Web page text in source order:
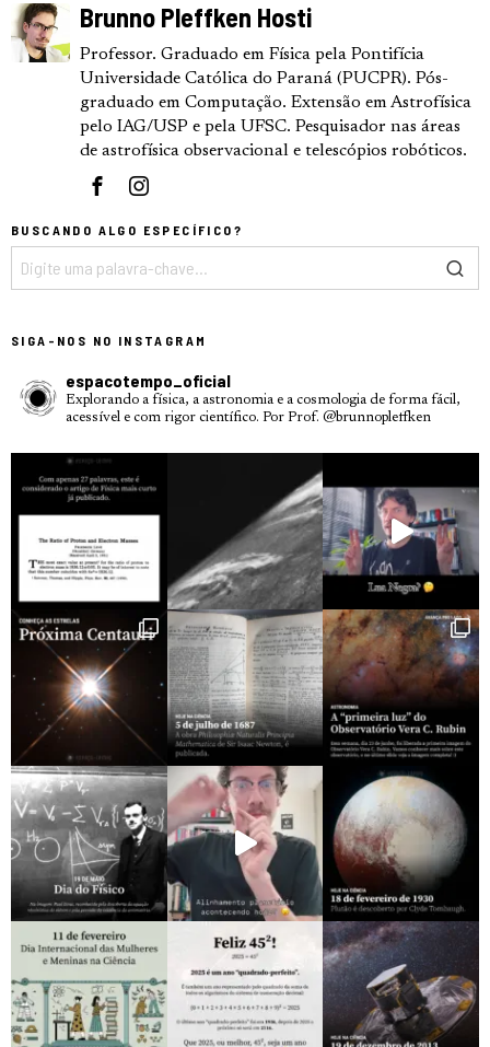
Brunno Pleffken Hosti
Professor. Graduado em Física pela Pontifícia
Universidade Católica do Paraná (PUCPR). Pós-
graduado em Computação. Extensão em Astrofísica
pelo IAG/USP e pela UFSC. Pesquisador nas áreas
de astrofísica observacional e telescópios robóticos.
BUSCANDO ALGO ESPECÍFICO?
SIGA-NOS NO INSTAGRAM
espacotempo_oficial
Explorando a física, a astronomia e a cosmologia de forma fácil,
acessível e com rigor científico. Por Prof. @brunnopleffken